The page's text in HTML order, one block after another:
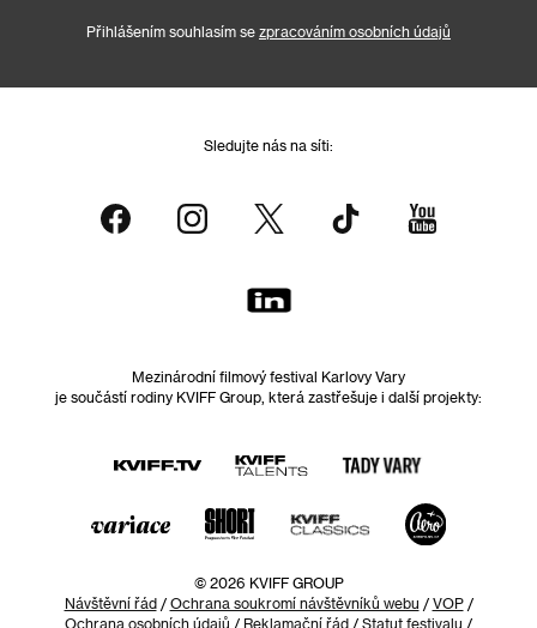
Přihlášením souhlasím se zpracováním osobních údajů
Sledujte nás na síti:
Mezinárodní filmový festival Karlovy Vary
je součástí rodiny KVIFF Group, která zastřešuje i další projekty:
© 2026 KVIFF GROUP
Návštěvní řád/ Ochrana soukromí návštěvníků webu / VOP/
Ochrana osobních údajů / Reklamační řád / Statut festivalu /